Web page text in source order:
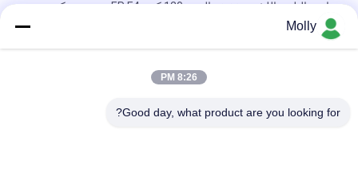
شاحنة البليت الليثيوم خفيفة الوزن 120 كجم EP F4، حجم شوكة
مخصص للتعامل مع لوجستيات مستودعات التجارة الإلكترونية
الهيدروليكية الثقيلة CBY-11 جاك الصفائح للتخزين
Molly
8:26 PM
Good day, what product are you looking for?